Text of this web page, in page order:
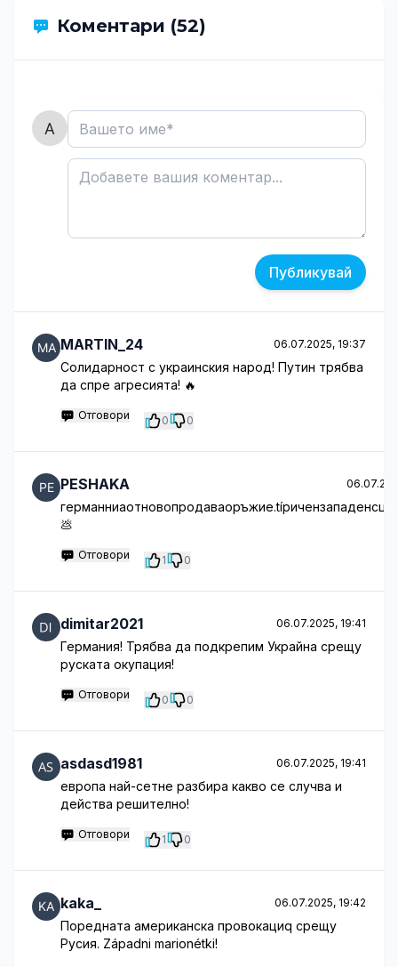
Коментари (52)
Публикувай
MARTIN_24 06.07.2025, 19:37
Солидарност с украинския народ! Путин трябва
да спре агресията! 🔥
Отговори 0 0
PESHAKA
💩
Отговори 1 0
dimitar2021 06.07.2025, 19:41
Германия! Трябва да подкрепим Украйна срещу
руската окупация!
Отговори 0 0
asdasd1981 06.07.2025, 19:41
европа най-сетне разбира какво се случва и
действа решително!
Отговори 1 0
kaka_ 06.07.2025, 19:42
Поредната американска провокациq срещу
Русия. Západni marionétki!